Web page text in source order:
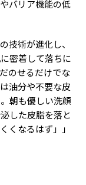
バリア機能の低
技術が進化し、
密着して落ちに
のせるだけでな
油分や不要な皮
朝も優しい洗顔
した皮脂を落と
くなるはず」」